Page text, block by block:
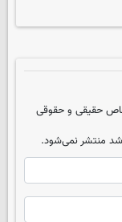
حقیقی و حقوقی
منتشر نمی‌شود.